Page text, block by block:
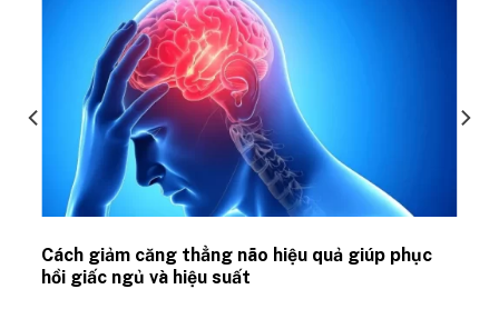
Cách giảm căng thẳng não hiệu quả giúp phục
hồi giấc ngủ và hiệu suất